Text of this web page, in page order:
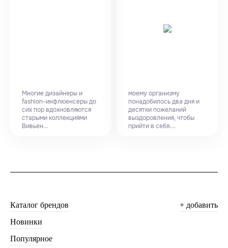
Многие дизайнеры и
fashion-инфлюенсеры до
сих пор вдохновляются
старыми коллекциями
Вивьен...
моему организму
понадобилось два дня и
десятки пожеланий
выздоровления, чтобы
прийти в себя....
Каталог брендов
Новинки
Популярное
+ добавить